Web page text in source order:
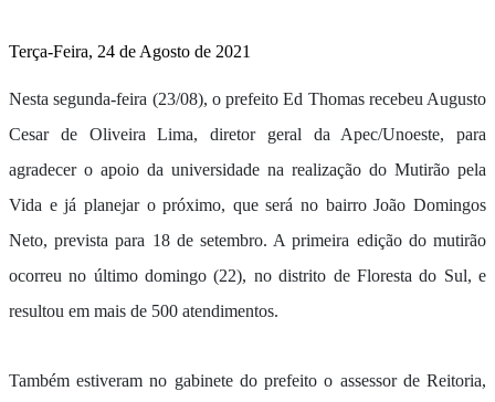
Terça-Feira, 24 de Agosto de 2021
Nesta segunda-feira (23/08), o prefeito Ed Thomas recebeu Augusto
Cesar de Oliveira Lima, diretor geral da Apec/Unoeste, para
agradecer o apoio da universidade na realização do Mutirão pela
Vida e já planejar o próximo, que será no bairro João Domingos
Neto, prevista para 18 de setembro. A primeira edição do mutirão
ocorreu no último domingo (22), no distrito de Floresta do Sul, e
resultou em mais de 500 atendimentos.
Também estiveram no gabinete do prefeito o assessor de Reitoria,